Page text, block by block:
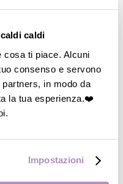
caldi
cosa ti piace. Alcuni
consenso e servono
in modo da
la tua esperienza.❤️
Impostazioni